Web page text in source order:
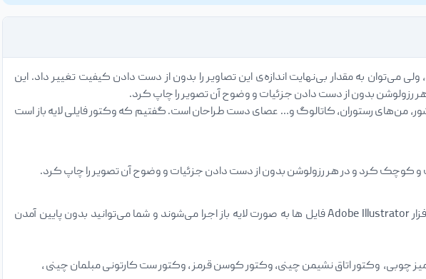
می‌توان به مقدار بی‌نهایت اندازه‌ی این تصاویر را بدون از دست دادن کیفیت تغییر داد. این
رزولوشن بدون از دست دادن جزئیات و وضوح آن تصویر را چاپ کرد.
من‌های رستوران‌، کاتالوگ و… عصای دست طراحان است. گفتیم که وکتور فایلی لایه باز است
کوچک کرد و در هر رزولوشن بدون از دست دادن جزئیات و وضوح آن تصویر را چاپ کرد.
ادوبی ایلاستریتور و کورل دراو. در صورت باز کردن فایل‌های وکتور در نرم افزار Adobe Illustrator فایل ها به صورت لایه باز اجرا می‌شوند و شما می‌توانید بدون پایین آمدن
چوبی، وکتور اتاق نشیمن چینی، وکتور کوسن قرمز ، وکتور ست کارتونی مبلمان چینی ،